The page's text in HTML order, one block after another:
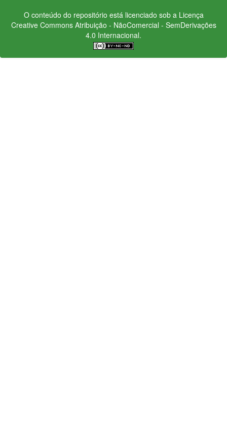
O conteúdo do repositório está licenciado sob a Licença
Creative CommonsAtribuição - NãoComercial - SemDerivações
4.0 Internacional.